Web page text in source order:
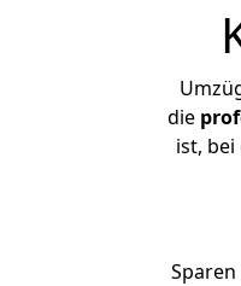
die
ist,